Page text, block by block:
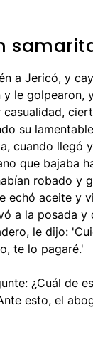
a Jericó, y
y le golpearon,
su
cuando llegó
que bajaba
robado y
echó aceite y
a la posada y
le dijo:
te lo pagaré.'
¿Cuál de
esto, el